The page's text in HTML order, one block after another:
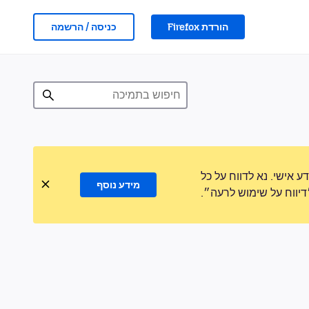
הורדת Firefox כניסה / הרשמה
אישי. נא לדווח על כל
על שימוש לרעה״.
מידע נוסף